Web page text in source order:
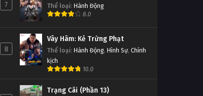
7 Thể loại: Hành Động
8.0
8
Vây Hãm: Kẻ Trừng Phạt
Thể loại: Hành Động, Hình Sự, Chính
kịch
10.0
Trạng Cãi (Phần 13)